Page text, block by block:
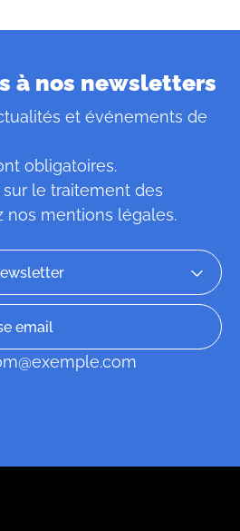
à nos newsletters
et événements de
obligatoires.
le traitement des
nos mentions légales.